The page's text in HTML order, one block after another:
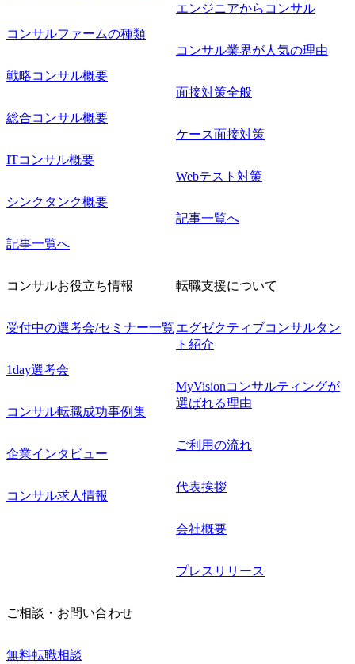
コンサルファームの種類
戦略コンサル概要
総合コンサル概要
ITコンサル概要
シンクタンク概要
記事一覧へ
エンジニアからコンサル
コンサル業界が人気の理由
面接対策全般
ケース面接対策
Webテスト対策
記事一覧へ
コンサルお役立ち情報
受付中の選考会/セミナー一覧
1day選考会
コンサル転職成功事例集
企業インタビュー
コンサル求人情報
転職支援について
エグゼクティブコンサルタン
ト紹介
MyVisionコンサルティングが
選ばれる理由
ご利用の流れ
代表挨拶
会社概要
プレスリリース
ご相談・お問い合わせ
無料転職相談